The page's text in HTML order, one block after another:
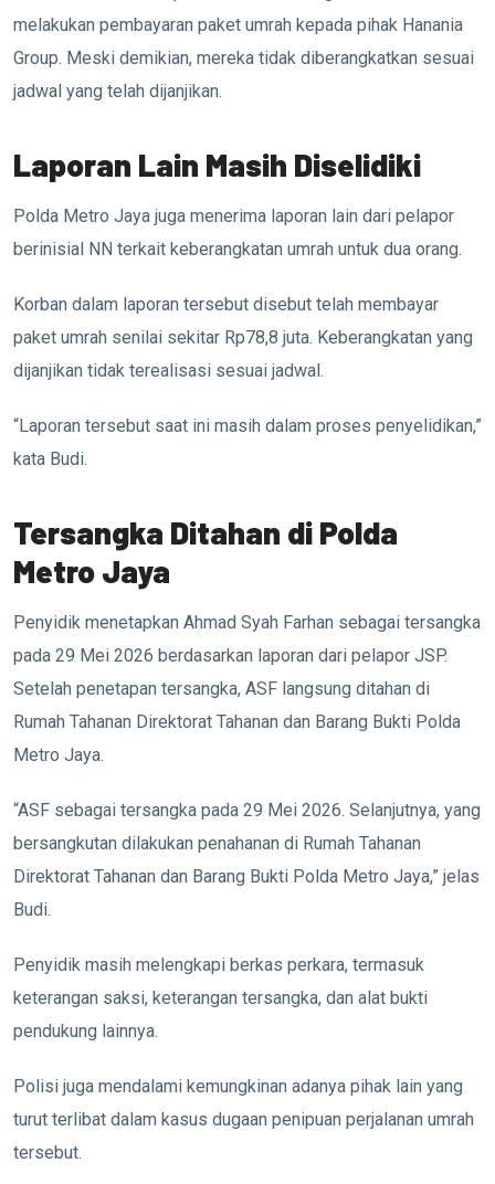
melakukan pembayaran paket umrah kepada pihak Hanania
Group. Meski demikian, mereka tidak diberangkatkan sesuai
jadwal yang telah dijanjikan.
Laporan Lain Masih Diselidiki
Polda Metro Jaya juga menerima laporan lain dari pelapor
berinisial NN terkait keberangkatan umrah untuk dua orang.
Korban dalam laporan tersebut disebut telah membayar
paket umrah senilai sekitar Rp78,8 juta. Keberangkatan yang
dijanjikan tidak terealisasi sesuai jadwal.
“Laporan tersebut saat ini masih dalam proses penyelidikan,”
kata Budi.
Tersangka Ditahan di Polda
Metro Jaya
Penyidik menetapkan Ahmad Syah Farhan sebagai tersangka
pada 29 Mei 2026 berdasarkan laporan dari pelapor JSP.
Setelah penetapan tersangka, ASF langsung ditahan di
Rumah Tahanan Direktorat Tahanan dan Barang Bukti Polda
Metro Jaya.
“ASF sebagai tersangka pada 29 Mei 2026. Selanjutnya, yang
bersangkutan dilakukan penahanan di Rumah Tahanan
Direktorat Tahanan dan Barang Bukti Polda Metro Jaya,” jelas
Budi.
Penyidik masih melengkapi berkas perkara, termasuk
keterangan saksi, keterangan tersangka, dan alat bukti
pendukung lainnya.
Polisi juga mendalami kemungkinan adanya pihak lain yang
turut terlibat dalam kasus dugaan penipuan perjalanan umrah
tersebut.